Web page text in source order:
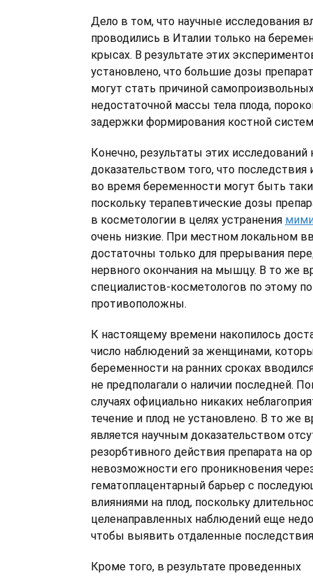
Дело в том, что научные исследования
проводились в Италии только на
крысах. В результате этих
установлено, что большие дозы
могут стать причиной
недостаточной массы тела плода,
задержки формирования костной
Конечно, результаты этих исследований
доказательством того, что
во время беременности могут быть
поскольку терапевтические дозы
в косметологии в целях устранения
очень низкие. При местном локальном
достаточны только для прерывания
нервного окончания на мышцу. В то же
специалистов-косметологов по этому
противоположны.
К настоящему времени накопилось
число наблюдений за женщинами,
беременности на ранних сроках
не предполагали о наличии последней.
случаях официально никаких
течение и плод не установлено. В то же
является научным доказательством
резорбтивного действия препарата на
невозможности его проникновения
гематоплацентарный барьер с
влияниями на плод, поскольку
целенаправленных наблюдений еще
чтобы выявить отдаленные
Кроме того, в результате проведенных